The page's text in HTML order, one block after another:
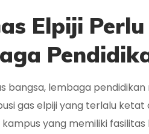
Elpiji Perlu
bangsa, lembaga
gas elpiji yang terlalu
yang memiliki